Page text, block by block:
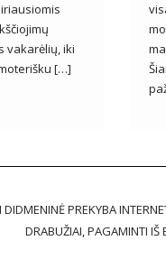
vakarėlių, iki
[…]
PREKYBA
DRABUŽIAI, PAGAMINTI IŠ